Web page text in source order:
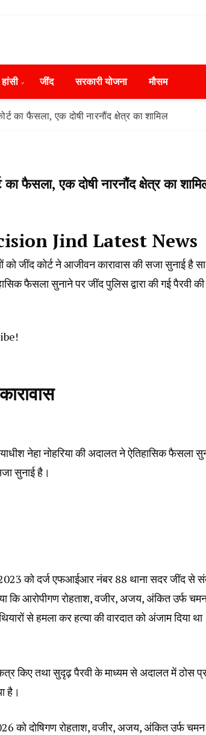
News Live, Hansi News Live,
Rain Alert in Haryana, Haryana Police
Protest News, AHN News, Abtak
हांसी ‌जींद सरकारी योजना मौसम
का फैसला, एक दोषी नारनौंद क्षेत्र का शामिल
फैसला, एक दोषी नारनौंद क्षेत्र का
Jind Latest News
को जींद कोर्ट ने आजीवन कारावास की सजा सुनाई है
फैसला सुनाने पर जींद पुलिस द्वारा की गई पैरवी
नेहा नोहरिया की अदालत ने ऐतिहासिक फैसला
सुनाई है।
को दर्ज एफआईआर नंबर 88 थाना सदर जींद से
कि आरोपीगण रोहताश, वजीर, अजय, अंकित उर्फ
से हमला कर हत्या की वारदात को अंजाम दिया
किए तथा सुदृढ़ पैरवी के माध्यम से अदालत में ठोस
है।
को दोषिगण रोहताश, वजीर, अजय, अंकित उर्फ चमन